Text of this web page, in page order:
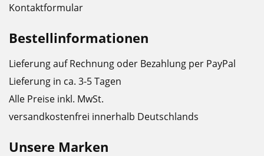
Kontaktformular
Bestellinformationen
Lieferung auf Rechnung oder Bezahlung per PayPal
Lieferung in ca. 3-5 Tagen
Alle Preise inkl. MwSt.
versandkostenfrei innerhalb Deutschlands
Unsere Marken